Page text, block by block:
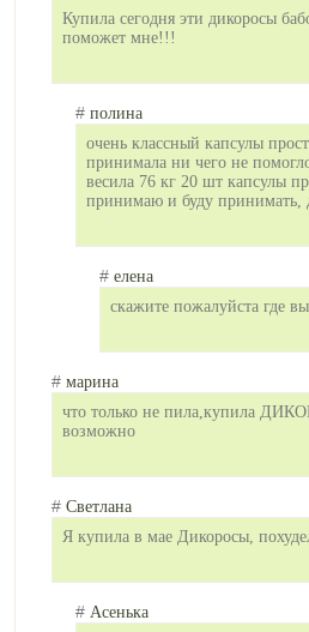
Купила сегодня эти дикоросы
поможет мне!!!
# полина
очень классный капсулы
принимала ни чего не
весила 76 кг 20 шт капсулы
принимаю и буду принимать,
# елена
скажите пожалуйста где
# марина
что только не пила,купила
возможно
# Светлана
Я купила в мае Дикоросы,
# Асенька